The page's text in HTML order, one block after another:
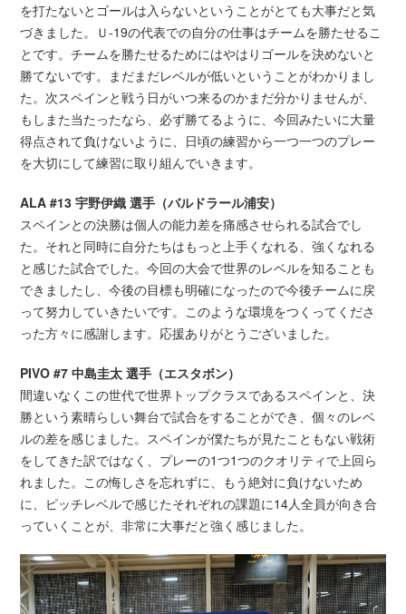
を打たないとゴールは入らないということがとても大事だと気
づきました。Ｕ-19の代表での自分の仕事はチームを勝たせるこ
とです。チームを勝たせるためにはやはりゴールを決めないと
勝てないです。まだまだレベルが低いということがわかりまし
た。次スペインと戦う日がいつ来るのかまだ分かりませんが、
もしまた当たったなら、必ず勝てるように、今回みたいに大量
得点されて負けないように、日頃の練習から一つ一つのプレー
を大切にして練習に取り組んでいきます。
ALA #13 宇野伊織 選手（バルドラール浦安）
スペインとの決勝は個人の能力差を痛感させられる試合でし
た。それと同時に自分たちはもっと上手くなれる、強くなれる
と感じた試合でした。今回の大会で世界のレベルを知ることも
できましたし、今後の目標も明確になったので今後チームに戻
って努力していきたいです。このような環境をつくってくださ
った方々に感謝します。応援ありがとうございました。
PIVO #7 中島圭太 選手（エスタボン）
間違いなくこの世代で世界トップクラスであるスペインと、決
勝という素晴らしい舞台で試合をすることができ、個々のレベ
ルの差を感じました。スペインが僕たちが見たこともない戦術
をしてきた訳ではなく、プレーの1つ1つのクオリティで上回ら
れました。この悔しさを忘れずに、もう絶対に負けないため
に、ピッチレベルで感じたそれぞれの課題に14人全員が向き合
っていくことが、非常に大事だと強く感じました。